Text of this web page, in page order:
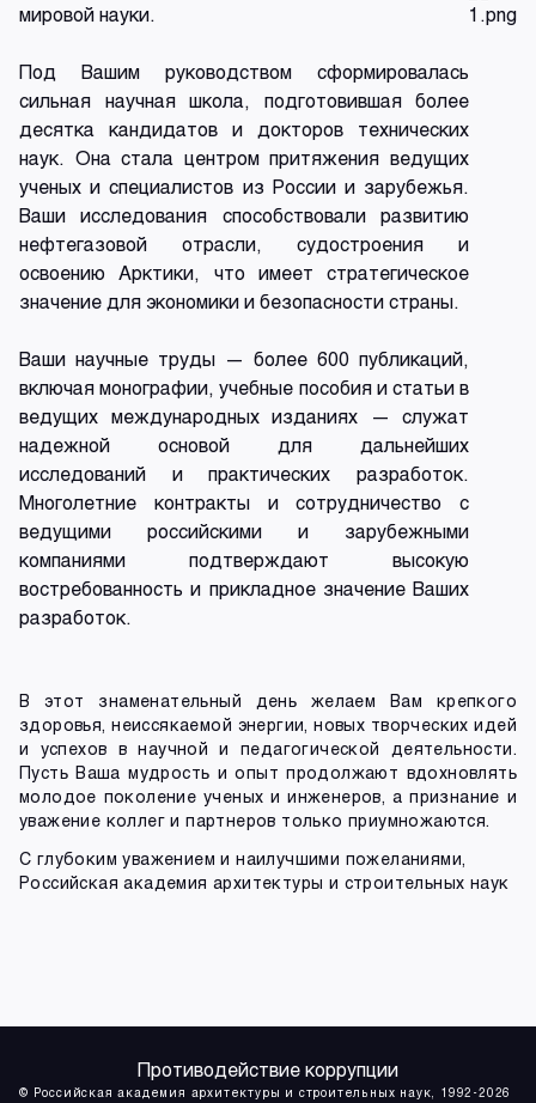
мировой науки.
Под Вашим руководством сформировалась
сильная научная школа, подготовившая более
десятка кандидатов и докторов технических
наук. Она стала центром притяжения ведущих
ученых и специалистов из России и зарубежья.
Ваши исследования способствовали развитию
нефтегазовой отрасли, судостроения и
освоению Арктики, что имеет стратегическое
значение для экономики и безопасности страны.
Ваши научные труды — более 600 публикаций,
включая монографии, учебные пособия и статьи в
ведущих международных изданиях — служат
надежной основой для дальнейших
исследований и практических разработок.
Многолетние контракты и сотрудничество с
ведущими российскими и зарубежными
компаниями подтверждают высокую
востребованность и прикладное значение Ваших
разработок.
В этот знаменательный день желаем Вам крепкого
здоровья, неиссякаемой энергии, новых творческих идей
и успехов в научной и педагогической деятельности.
Пусть Ваша мудрость и опыт продолжают вдохновлять
молодое поколение ученых и инженеров, а признание и
уважение коллег и партнеров только приумножаются.
С глубоким уважением и наилучшими пожеланиями,
Российская академия архитектуры и строительных наук
© Российская академия архитектуры и строительных наук, 1992-2026
Противодействие коррупции